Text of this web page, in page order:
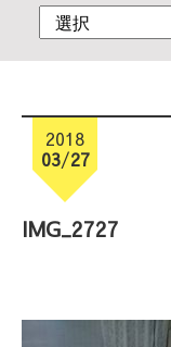
2018
03/27
IMG_2727